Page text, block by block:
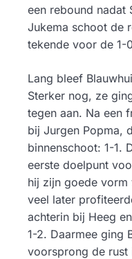
een rebound nadat
Jukema schoot de
tekende voor de 1-
Lang bleef
Sterker nog, ze
tegen aan. Na een
bij Jurgen Popma,
binnenschoot: 1-1.
eerste doelpunt
hij zijn goede vorm
veel later
achterin bij Heeg
1-2. Daarmee ging
voorsprong de rust